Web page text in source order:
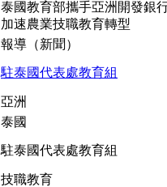
泰國教育部攜手亞洲開發銀
加速農業技職教育轉型
報導（新聞）
駐泰國代表處教育組
亞洲
泰國
駐泰國代表處教育組
技職教育